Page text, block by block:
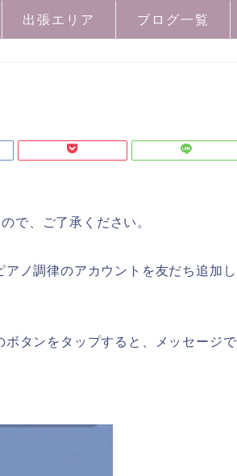
出張エリア ブログ一覧
で、ご了承ください。
ノ調律のアカウントを友だち追加し
タンをタップすると、メッセージで